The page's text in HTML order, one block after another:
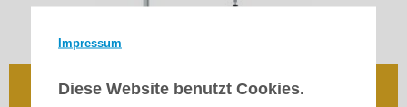
Impressum
Diese Website benutzt Cookies.